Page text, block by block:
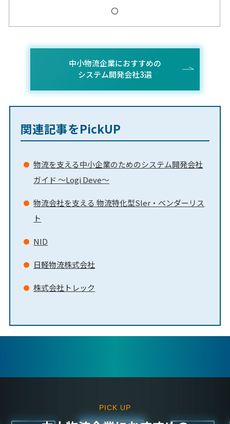
〇
中小物流企業におすすめの
システム開発会社3選
関連記事をPickUP
物流を支える中小企業のためのシステム開発会社
ガイド ～Logi Deve～
物流会社を支える 物流特化型SIer・ベンダーリス
ト
NID
日軽物流株式会社
株式会社トレック
PICK UP